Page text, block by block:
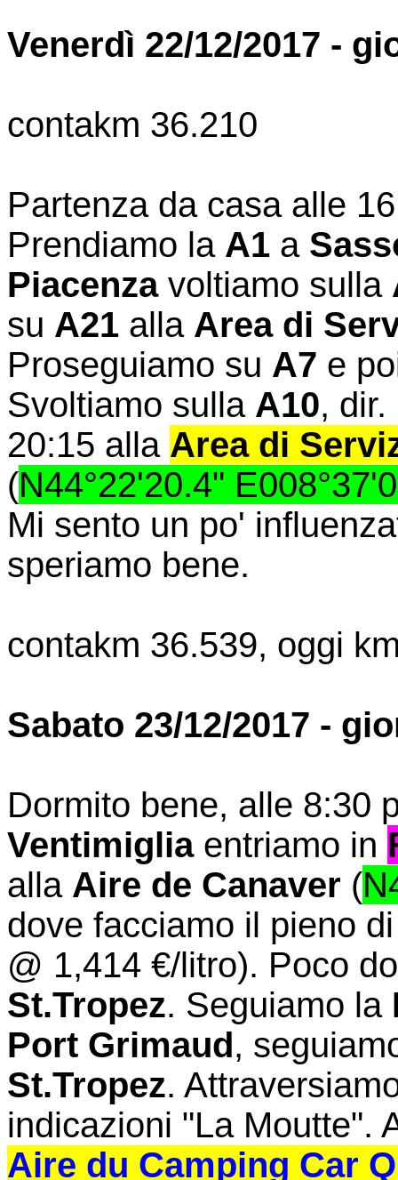
Venerdì 22/12/2017 -
contakm 36.210
Partenza da casa alle
Prendiamo la A1 a
Piacenzavoltiamo sulla
su A21 alla Area di
Proseguiamo su A7 e
Svoltiamo sulla A10, dir.
20:15 alla Area di
(N44°22'20.4"
Mi sento un po'
speriamo bene.
contakm 36.539, oggi
Sabato 23/12/2017 -
Dormito bene, alle 8:30
Ventimigliaentriamo in
alla Aire de Canaver (
dove facciamo il pieno
@ 1,414 €/litro). Poco
St.Tropez. Seguiamo la
Port Grimaud,
St.Tropez.
indicazioni "La Moutte".
Aire du Camping Car